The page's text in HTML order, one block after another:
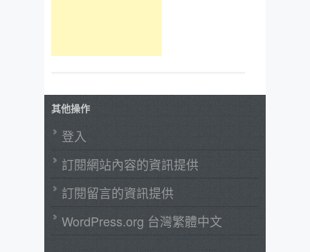
其他操作
登入
訂閱網站內容的資訊提供
訂閱留言的資訊提供
WordPress.org 台灣繁體中文